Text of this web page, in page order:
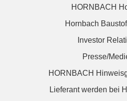
HORNBACH
Hornbach
Investor
Presse/
HORNBACH
Lieferant werden bei